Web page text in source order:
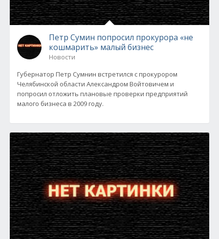
Петр Сумин попросил прокурора «не
кошмарить» малый бизнес
Новости
Губернатор Петр Сумнин встретился с прокурором
Челябинской области Александром Войтовичем и
попросил отложить плановые проверки предприятий
малого бизнеса в 2009 году.